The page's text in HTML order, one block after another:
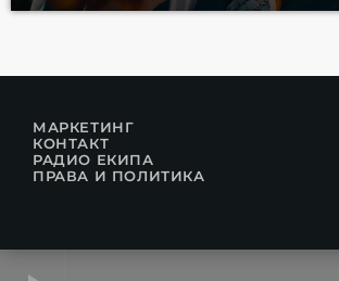
МАРКЕТИНГ
КОНТАКТ
РАДИО ЕКИПА
ПРАВА И ПОЛИТИКА